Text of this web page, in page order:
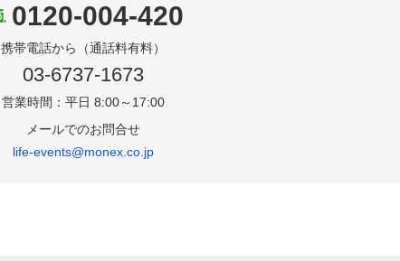
携帯電話から（通話料有料）
03-6737-1673
0120-004-420
営業時間：平日 8:00～17:00
メールでのお問合せ
life-events@monex.co.jp